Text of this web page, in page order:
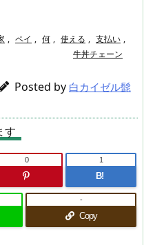
, ペイ , 何 , 使える , 支払い ,
牛丼チェーン
Posted by 白カイゼル髭
す
0
B!
1
Copy
-